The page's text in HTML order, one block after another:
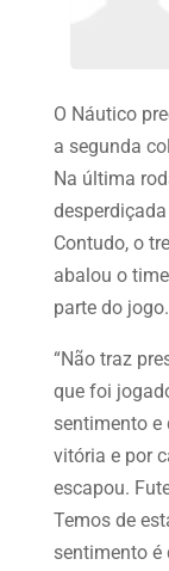
O Náutico
a segunda
Na última
Contudo, o
abalou o
parte do jogo.
“Não traz
que foi
sentimento e
vitória e por
escapou.
Temos de
sentimento